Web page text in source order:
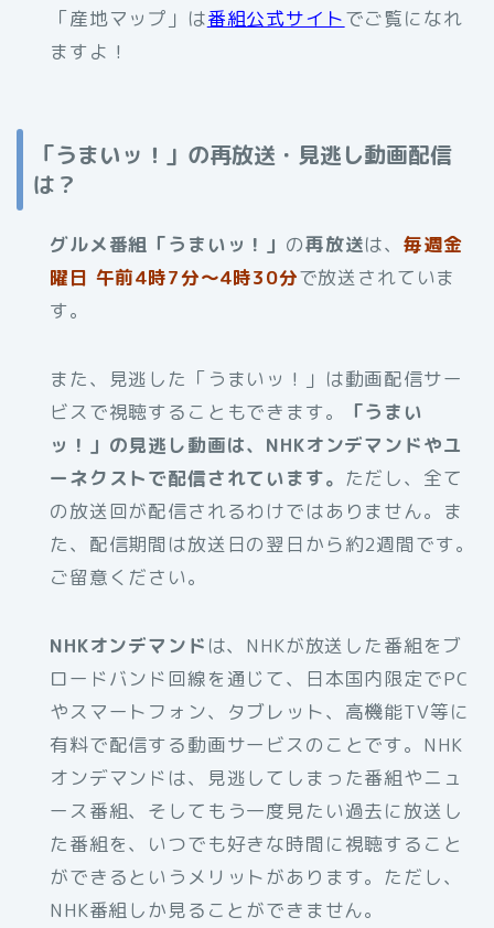
「産地マップ」は番組公式サイトでご覧になれ
ますよ！
「うまいッ！」の再放送・見逃し動画配信
は？
グルメ番組「うまいッ！」 の再放送は、毎週金
曜日 午前4時7分～4時30分で放送されていま
す。
また、見逃した「うまいッ！」は動画配信サー
ビスで視聴することもできます。
「うまい
ッ！」の見逃し動画は、NHKオンデマンドやユ
ーネクストで配信されています。 ただし、全て
の放送回が配信されるわけではありません。ま
た、配信期間は放送日の翌日から約2週間です。
ご留意ください。
NHKオンデマンド は、NHKが放送した番組をブ
ロードバンド回線を通じて、日本国内限定でPC
やスマートフォン、タブレット、高機能TV等に
有料で配信する動画サービスのことです。NHK
オンデマンドは、見逃してしまった番組やニュ
ース番組、そしてもう一度見たい過去に放送し
た番組を、いつでも好きな時間に視聴すること
ができるというメリットがあります。ただし、
NHK番組しか見ることができません。